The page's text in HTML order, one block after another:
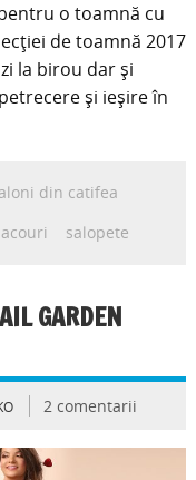
o toamnă cu
de toamnă 2017
la birou dar și
și ieșire în
din catifea
salopete
GARDEN
2 comentarii